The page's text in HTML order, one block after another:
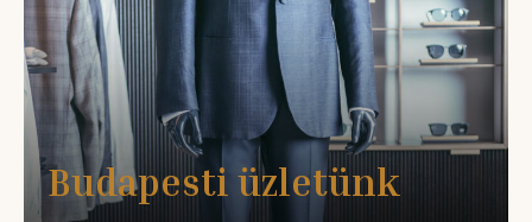
Budapesti üzletünk